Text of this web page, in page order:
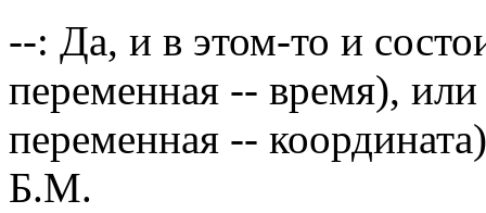
--: Да, и в этом-то и
переменная -- время),
переменная --
Б.М.